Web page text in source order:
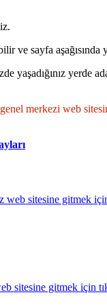
ve sayfa
yaşadığınız
merkezi web
sitesine gitmek
sitesine gitmek için